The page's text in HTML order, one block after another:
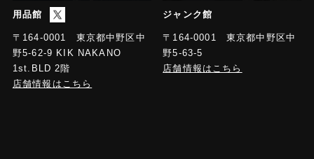
用品館
〒164-0001 東京都中野区中
野5-62-9 KIK NAKANO
1st.BLD 2階
店舗情報はこちら
ジャンク館
〒164-0001 東京都中野区中
野5-63-5
店舗情報はこちら